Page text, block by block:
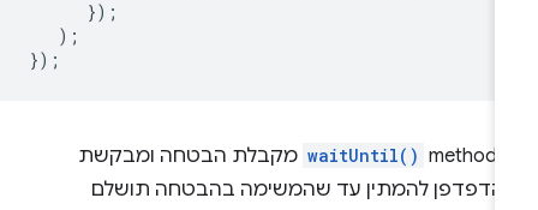
waitUntil() מקבלת הבטחה ומבקשת
להמתין עד שהמשימה בהבטחה תושלם